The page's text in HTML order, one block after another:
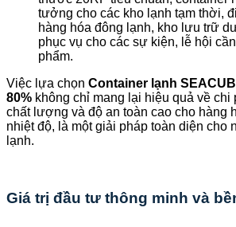
tưởng cho các kho lạnh tạm thời,
hàng hóa đông lạnh, kho lưu trữ
phục vụ cho các sự kiện, lễ hội
phẩm.
Việc lựa chọn Container lạnh
80% không chỉ mang lại hiệu quả về chi
chất lượng và độ an toàn cao cho hàng
nhiệt độ, là một giải pháp toàn diện cho
lạnh.
Giá trị đầu tư thông minh và